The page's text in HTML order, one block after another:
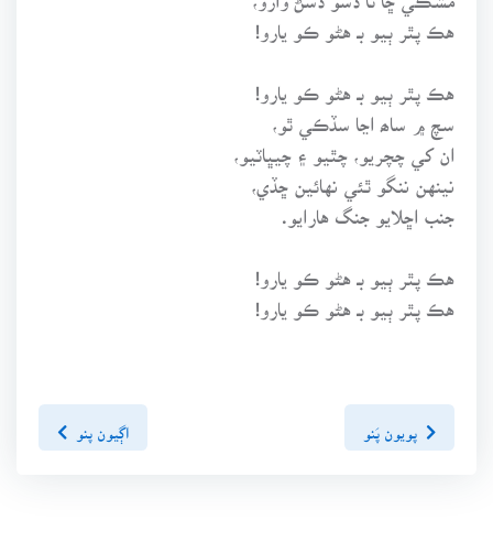
هڪ پٿر ٻيو بـ هڻو ڪو يارو!
هڪ پٿر ٻيو بـ هڻو ڪو يارو!
سچ ۾ ساھ اڃا سڏڪي ٿو،
ان کي چچريو، چٿيو ۽ چيڀاٽيو،
نينهن ننگو ٿئي نهائين ڇڏي،
جنب اڇلايو جنگ هارايو.
هڪ پٿر ٻيو بـ هڻو ڪو يارو!
هڪ پٿر ٻيو بـ هڻو ڪو يارو!
پويون پَنو اڳيون پنو